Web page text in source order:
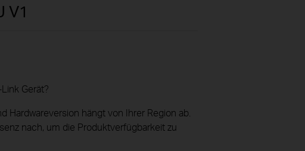
V1
Gerät?
Hardwareversion hängt von Ihrer Region ab.
nach, um die Produktverfügbarkeit zu